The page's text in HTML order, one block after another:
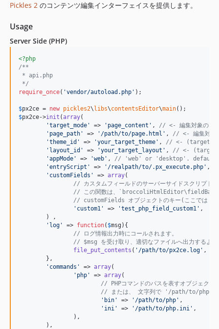
2.1.5
2.1.3
2.1.2
2.1.1
2.1.0
2.0.15
2.0.14
2.0.13
2.0.12
2.0.0-beta.1
Pickles 2 のコンテンツ編集インターフェイスを提供します。
Usage
Server Side (PHP)
<?php
/**
* api.php
*/
require_once( 'vendor/autoload.php ' );
$px2ce = new pickles2\ libs\contentsEditor\main
$px2ce->init (array(
'target_mode ' => ' page_content ' , // <- 編集対象の
' page_path ' => ' /path/to/page.html ' , // <- 編集対象
'theme_id ' => 'your_target_theme ' , // <-
' layout_id ' => 'your_target_layout ' , // <-
'appMode ' => 'web ' , // 'web' or 'desktop'. default
'entryScript ' => ' /realpath/to/.px_execute.php ' ,
' customFields ' => array(
// カスタムフィールドのサーバーサイドスクリプト
// この関数は、`broccoliHtmlEditor\fieldBase`
// customFields オブジェクトのキー(ここでは
' custom1 ' => 'test_php_field_custom1 ' ,
' log ' => function( $msg ){
// ログ情報出力時にコールされます。
// $msg を受け取り、適切なファイルへ出力するよう
file_put_contents ( ' /path/to/px2ce.log ' ,
' commands ' => array(
' php ' => array(
// PHPコマンドのパスを表すオブジェクト
// または、 文字列で '/path/to/php' と
' bin ' => ' /path/to/php ' ,
' ini ' => ' /path/to/php.ini ' ,